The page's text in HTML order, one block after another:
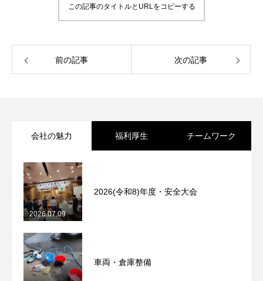
この記事のタイトルとURLをコピーする
前の記事 次の記事
会社の魅力 福利厚生 チームワーク
2026(令和8)年度・安全大会
2026.07.09
車両・倉庫整備